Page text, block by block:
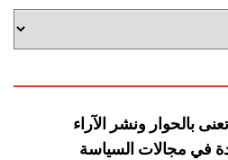
بالحوار ونشر الآراء
في مجالات السياسة